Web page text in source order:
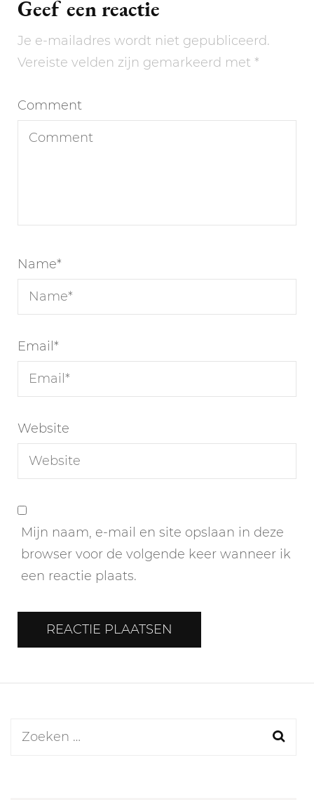
Geef een reactie
Je e-mailadres wordt niet gepubliceerd.
Vereiste velden zijn gemarkeerd met *
Comment
Name*
Email *
Website
Mijn naam, e-mail en site opslaan in deze
browser voor de volgende keer wanneer ik
een reactie plaats.
Zoeken